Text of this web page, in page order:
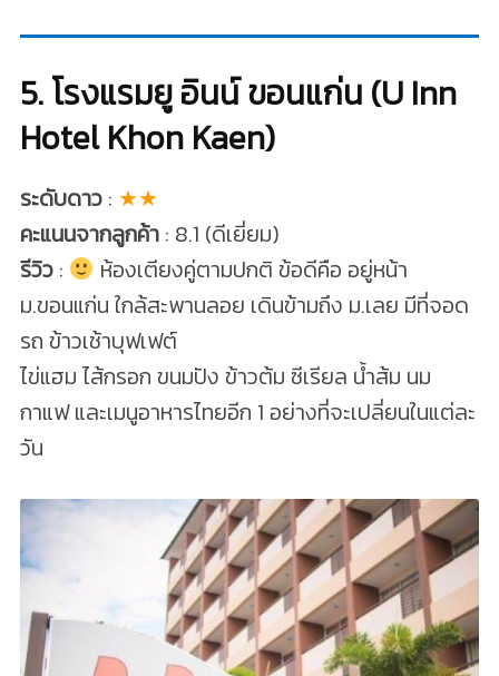
5. โรงแรมยู อินน์ ขอนแก่น (U Inn
Hotel Khon Kaen)
ระดับดาว: ★★
คะแนนจากลูกค้า: 8.1 (ดีเยี่ยม)
รีวิว:
ห้องเตียงคู่ตามปกติ ข้อดีคือ อยู่หน้า
ม.ขอนแก่น ใกล้สะพานลอย เดินข้ามถึง ม.เลย มีที่จอด
รถ ข้าวเช้าบุฟเฟต์
ไข่แฮม ไส้กรอก ขนมปัง ข้าวต้ม ซีเรียล น้ำส้ม นม
กาแฟ และเมนูอาหารไทยอีก 1 อย่างที่จะเปลี่ยนในแต่ละ
วัน